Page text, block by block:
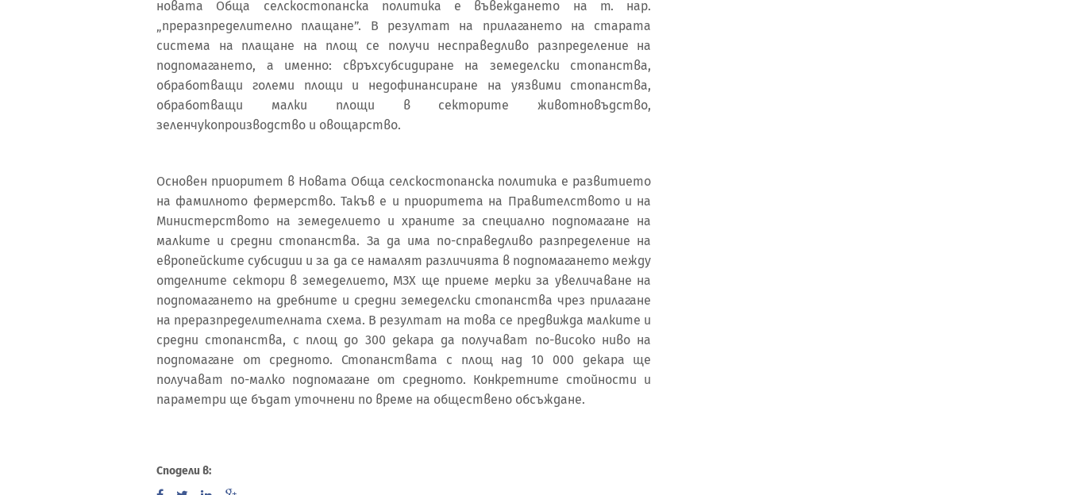
новата Обща селскостопанска политика е въвеждането на т. нар.
„преразпределително плащане”. В резултат на прилагането на старата
система на плащане на площ се получи несправедливо разпределение на
подпомагането, а именно: свръхсубсидиране на земеделски стопанства,
обработващи големи площи и недофинансиране на уязвими стопанства,
обработващи малки площи в секторите животновъдство,
зеленчукопроизводство и овощарство.
Основен приоритет в Новата Обща селскостопанска политика е развитието
на фамилното фермерство. Такъв е и приоритета на Правителството и на
Министерството на земеделието и храните за специално подпомагане на
малките и средни стопанства. За да има по-справедливо разпределение на
европейските субсидии и за да се намалят различията в подпомагането между
отделните сектори в земеделието, МЗХ ще приеме мерки за увеличаване на
подпомагането на дребните и средни земеделски стопанства чрез прилагане
на преразпределителната схема. В резултат на това се предвижда малките и
средни стопанства, с площ до 300 декара да получават по-високо ниво на
подпомагане от средното. Стопанствата с площ над 10 000 декара ще
получават по-малко подпомагане от средното. Конкретните стойности и
параметри ще бъдат уточнени по време на обществено обсъждане.
Сподели в: